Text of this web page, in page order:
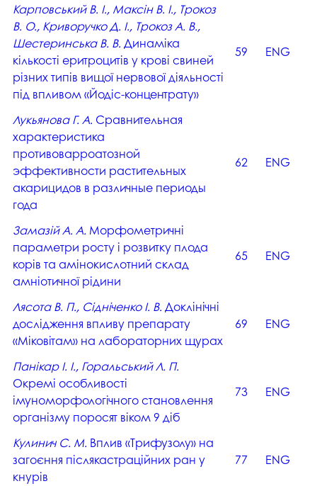
Карповський В. І., Максін В. І., Трокоз
В. О., Криворучко Д. І., Трокоз А. В.,
Шестеринська В. В. Динаміка
кількості еритроцитів у крові свиней
різних типів вищої нервової діяльності
під впливом «Йодіс-концентрату»
59 ENG
Лукьянова Г. А. Сравнительная
характеристика
противоварроатозной
эффективности растительных
акарицидов в различные периоды
года
62 ENG
Замазій А. А. Морфометричні
параметри росту і розвитку плода
корів та амінокислотний склад
амніотичної рідини
65 ENG
Лясота В. П., Сідніченко І. В. Доклінічні
дослідження впливу препарату
«Міковітам» на лабораторних щурах
69 ENG
Панікар І. І., Горальський Л. П.
Окремі особливості
імуноморфологічного становлення
організму поросят віком 9 діб
73 ENG
Кулинич С. М. Вплив «Трифузолу» на
загоєння післякастраційних ран у
кнурів
77 ENG